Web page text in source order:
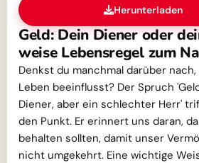
Herunterladen
Geld: Dein Diener oder
weise Lebensregel zum
Denkst du manchmal darüber
Leben beeinflusst? Der Spruch
Diener, aber ein schlechter Herr'
den Punkt. Er erinnert uns daran,
behalten sollten, damit unser
nicht umgekehrt. Eine wichtige